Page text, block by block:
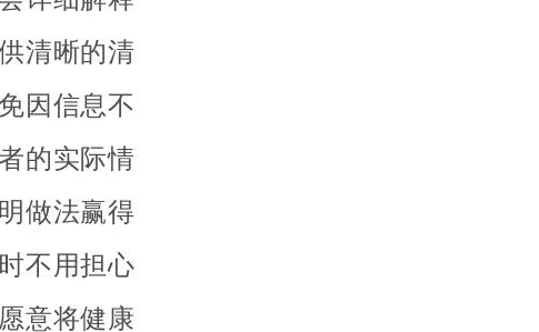
清晰的清
因信息不
的实际情
做法赢得
不用担心
意将健康